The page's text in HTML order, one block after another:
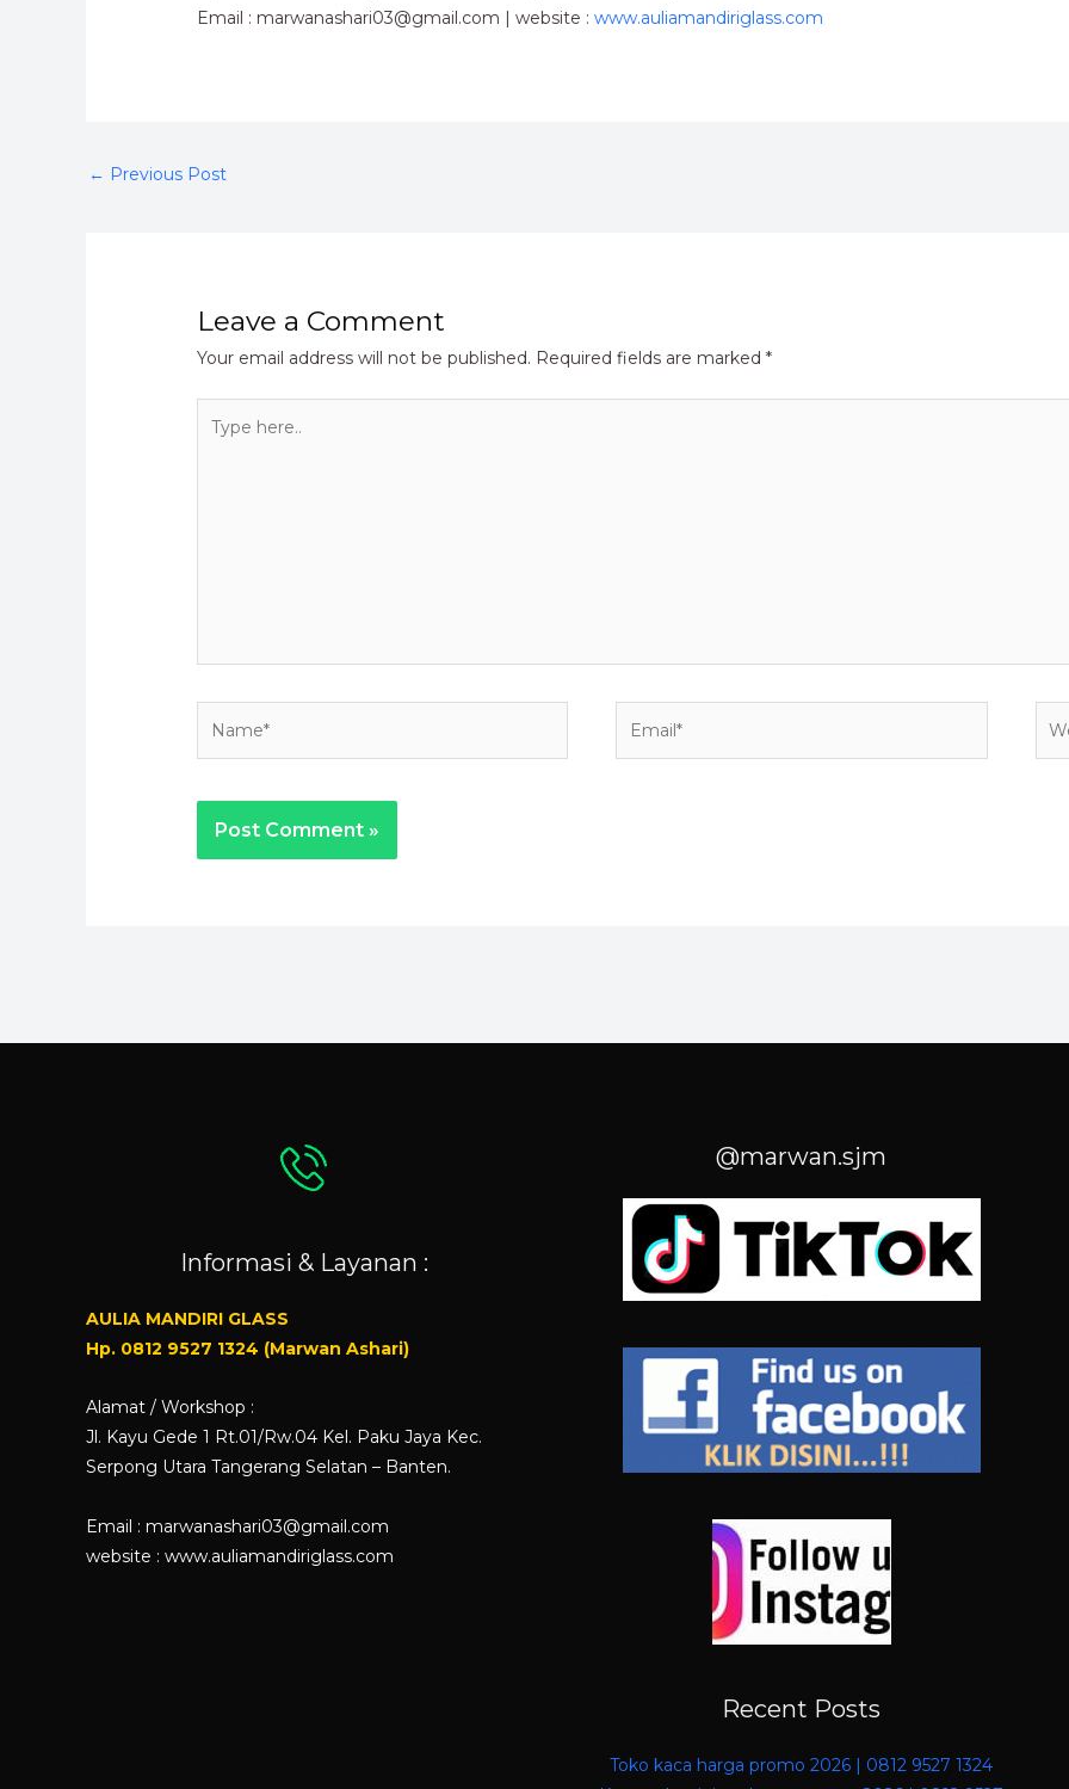
Email : marwanashari03@gmail.com | website :www.auliamandiriglass.com
← Previous Post
Leave a Comment
Your email address will not be published. Required fields are marked*
here..
Informasi & Layanan :
AULIA MANDIRI GLASS
Hp. 0812 9527 1324 (Marwan Ashari)
Alamat / Workshop :
Jl. Kayu Gede 1 Rt.01/Rw.04 Kel. Paku Jaya Kec.
Serpong Utara Tangerang Selatan – Banten.
Email : marwanashari03@gmail.com
website : www.auliamandiriglass.com
@marwan.sjm
Recent Posts
Toko kaca harga promo 2026 | 0812 9527 1324